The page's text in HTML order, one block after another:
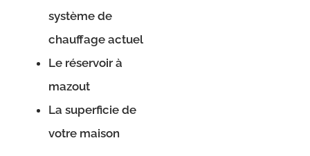
système de
chauffage actuel
Le réservoir à
mazout
La superficie de
votre maison